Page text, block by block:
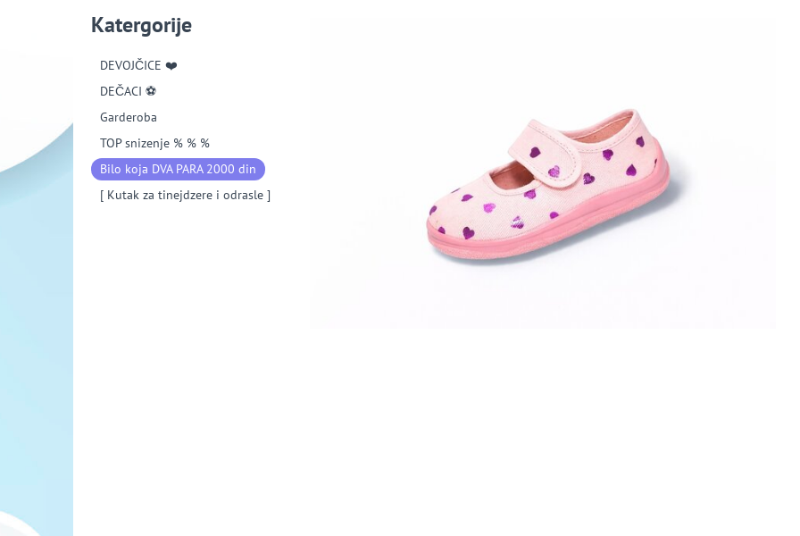
Katergorije
DEVOJČICE ❤️
DEČACI ⚽️
Garderoba
TOP snizenje % % %
Bilo koja DVA PARA 2000 din
[ Kutak za tinejdzere i odrasle ]